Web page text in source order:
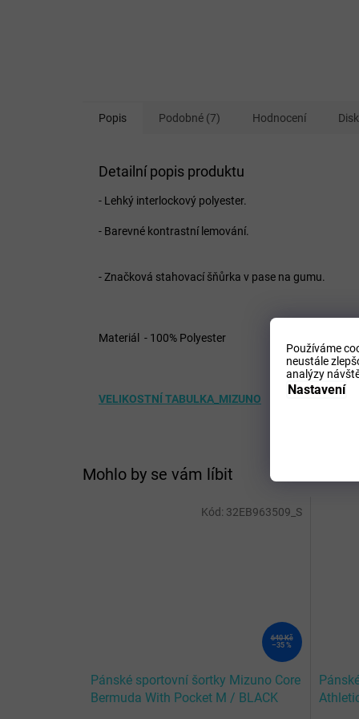
Používáme
neustále
analýzy
Nastavení
Mohlo by se vám líbit
640 Kč
–35 %
Pánské sportovní šortky Mizuno Core
Bermuda With Pocket M / BLACK
Kód: 32EB963509_S
Popis Podobné (7) Hodnocení
Detailní popis produktu
- Lehký interlockový polyester.
- Barevné kontrastní lemování.
- Značková stahovací šňůrka v pase na gumu.
Materiál - 100% Polyester
VELIKOSTNÍ TABULKA_MIZUNO